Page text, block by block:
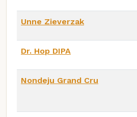
Unne Zieverzak
Dr. Hop DIPA
Nondeju Grand Cru